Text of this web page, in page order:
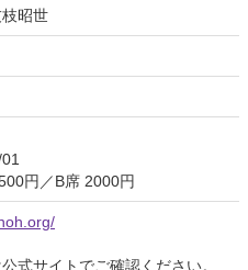
昭世
円／B席 2000円
式サイトでご確認ください。